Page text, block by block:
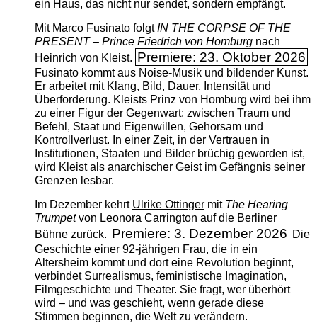
ein Haus, das nicht nur sendet, sondern empfängt.
Mit Marco FusinatofolgtIN THE CORPSE OF THE
PRESENT – Prince Friedrich von Homburgnach
Heinrich von Kleist. Premiere: 23. Oktober 2026
Fusinato kommt aus Noise-Musik und bildender Kunst.
Er arbeitet mit Klang, Bild, Dauer, Intensität und
Überforderung. Kleists Prinz von Homburg wird bei ihm
zu einer Figur der Gegenwart: zwischen Traum und
Befehl, Staat und Eigenwillen, Gehorsam und
Kontrollverlust. In einer Zeit, in der Vertrauen in
Institutionen, Staaten und Bilder brüchig geworden ist,
wird Kleist als anarchischer Geist im Gefängnis seiner
Grenzen lesbar.
Im Dezember kehrt Ulrike Ottingermit The ­Hearing
Trumpetvon Leonora Carrington auf die Berliner
Bühne zurück. Premiere: 3. Dezember 2026 Die
Geschichte einer 92-jährigen Frau, die in ein
Altersheim kommt und dort eine Revolution beginnt,
verbindet Surrealismus, feministische Imagination,
Filmgeschichte und Theater. Sie fragt, wer überhört
wird – und was geschieht, wenn gerade diese
Stimmen beginnen, die Welt zu verändern.